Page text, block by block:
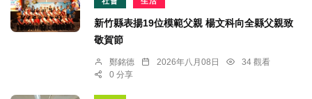
新竹縣表揚19位模範父親 楊文科向全縣父親致
敬賀節
鄭銘德 2026年八月08日
34 觀看
0 分享